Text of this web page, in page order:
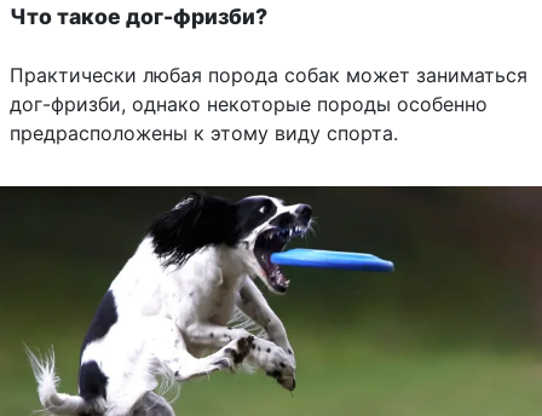
Что такое дог-фризби?
Практически любая порода собак может заниматься
дог-фризби, однако некоторые породы особенно
предрасположены к этому виду спорта.